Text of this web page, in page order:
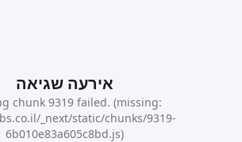
אירעה שגיאה
Loading chunk 9319 failed. (missing:
https://hbs.co.il/_next/static/chunks/9319-
6b010e83a605c8bd.js)